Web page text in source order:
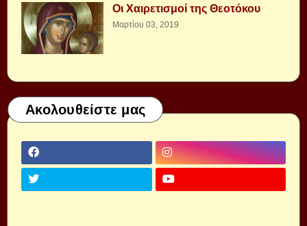
Οι Χαιρετισμοί της Θεοτόκου
Μαρτίου 03, 2019
Ακολουθείστε μας